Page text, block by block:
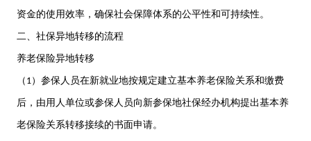
资金的使用效率，确保社会保障体系的公平性和可持续性。
二、社保异地转移的流程
养老保险异地转移
（ 1）参保人员在新就业地按规定建立基本养老保险关系和缴费
后，由用人单位或参保人员向新参保地社保经办机构提出基本养
老保险关系转移接续的书面申请。